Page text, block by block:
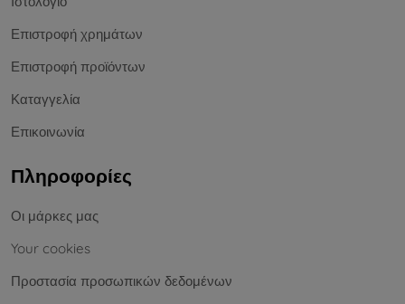
Επιστροφή χρημάτων
Επιστροφή προϊόντων
Καταγγελία
Επικοινωνία
Πληροφορίες
Οι μάρκες μας
Your cookies
Προστασία προσωπικών δεδομένων